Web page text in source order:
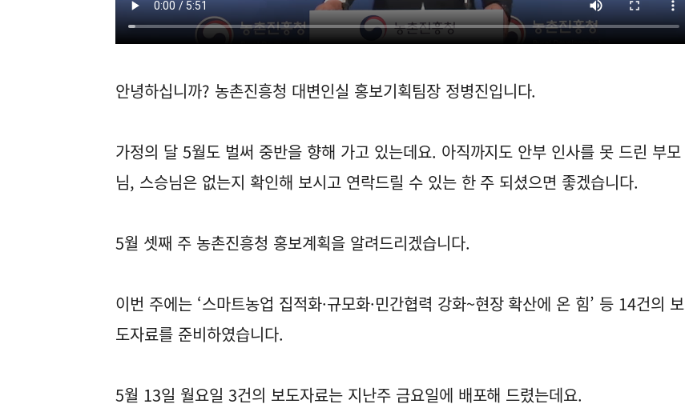
안녕하십니까? 농촌진흥청 대변인실 홍보기획팀장 정병진입니다.
가정의 달 5월도 벌써 중반을 향해 가고 있는데요. 아직까지도 안부 인사를 못 드린 부모
님, 스승님은 없는지 확인해 보시고 연락드릴 수 있는 한 주 되셨으면 좋겠습니다.
5월 셋째 주 농촌진흥청 홍보계획을 알려드리겠습니다.
이번 주에는 ‘스마트농업 집적화·규모화·민간협력 강화~현장 확산에 온 힘’ 등 14건의 보
도자료를 준비하였습니다.
5월 13일 월요일 3건의 보도자료는 지난주 금요일에 배포해 드렸는데요.